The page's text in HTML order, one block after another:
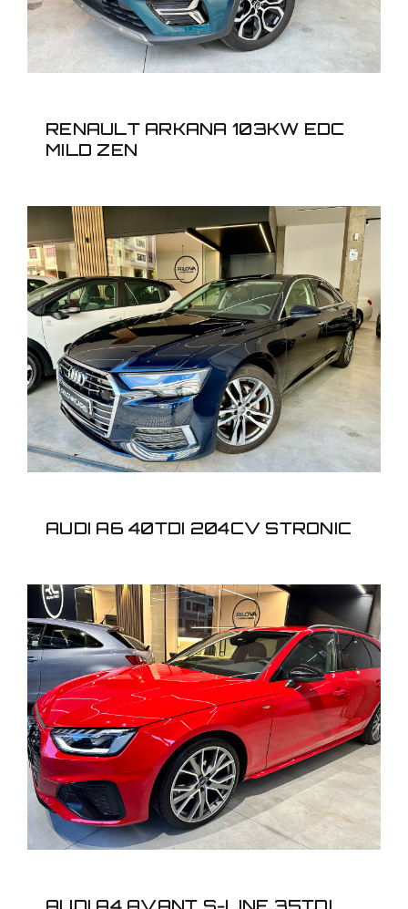
RENAULT ARKANA 103KW EDC
MILD ZEN
AUDI A6 40TDI 204CV
STRONIC
AUDI A6 40TDI 204CV STRONIC
AUDI A4 AVANT S-LINE
35TDI
AUDI A4 AVANT S-LINE 35TDI